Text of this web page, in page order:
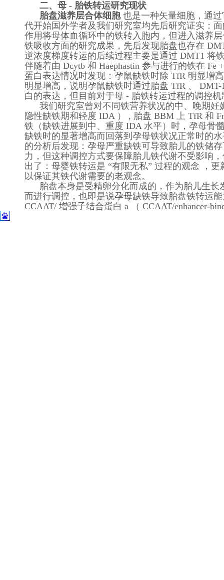
二、母 - 胎铁转运研究现状
胎盘滋养层合体细胞 也是一种矢量细胞，通
代开始国外学者及我们研究室均先后研究证实：
作用将母体血循环中的铁转入胞内，但进入滋养
铁吸收方面的研究成果，先后发现胎盘也存在
逆浓度梯度转运的后续过程主要是通过 DMT1 将
伴随着由 Dcytb 和 Haephastin 参与进行的铁在
蛋白表达情况时发现：孕鼠缺铁时除 TfR 明显增
明显增高，说明孕鼠缺铁时通过胎盘 TfR 、
白的表达，但目前对于母 - 胎铁转运过程的调控
我们研究室曾对不同铁营养状况的中、晚期
隐性缺铁期和轻度 IDA ） , 胎盘 BBM 上 TfR 和
铁（缺铁进展到中、重度 IDA 水平）时，孕母骨
缺铁时的显著增高而回落到孕母铁状况正常时的
的分析后发现：孕母严重缺铁可导致胎儿的铁储
力，但这种调控方式要保障胎儿铁代谢不受影响
出了：母婴铁转运是 “有限无私” 过程的观念 ，
以保证其铁代谢需要的老观念。
胎盘本身是受精卵分化而成的，作为胎儿生
而进行调控，也即是说孕母缺铁导致胎盘铁转运
CCAAT/ 增强子结合蛋白 a （ CCAAT/enhancer-